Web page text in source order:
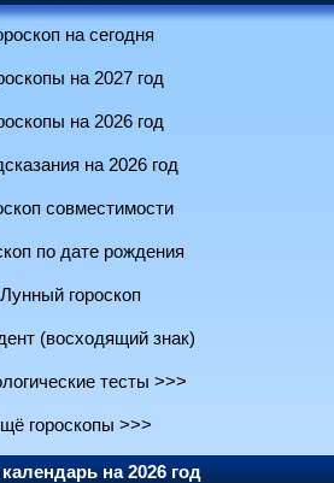
на сегодня
на 2027 год
на 2026 год
на 2026 год
совместимости
по дате рождения
Лунный гороскоп
(восходящий знак)
тесты >>>
гороскопы >>>
на 2026 год